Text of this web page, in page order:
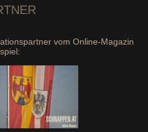
vom Online-Magazin